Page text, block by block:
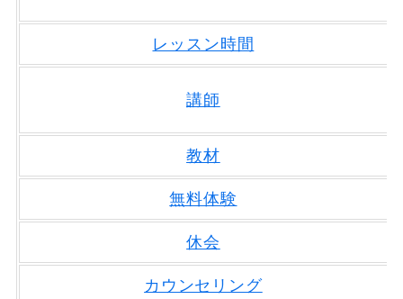
レッスン時間
講師
教材
無料体験
休会
カウンセリング